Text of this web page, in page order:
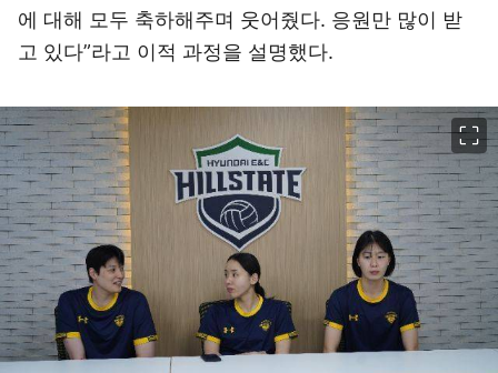
에 대해 모두 축하해주며 웃어줬다. 응원만 많이 받
고 있다”라고 이적 과정을 설명했다.